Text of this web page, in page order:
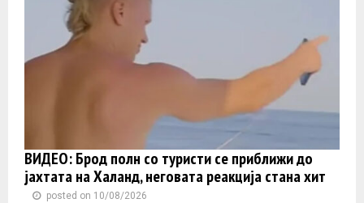
ВИДЕО: Брод полн со туристи се приближи до
јахтата на Халанд, неговата реакција стана хит
posted on 10/08/2026